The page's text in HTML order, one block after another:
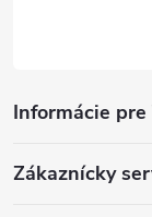
Informácie pre
Zákaznícky